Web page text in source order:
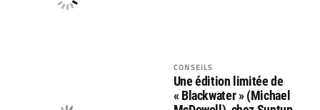
CONSEILS
Une édition limitée de
« Blackwater » (Michael